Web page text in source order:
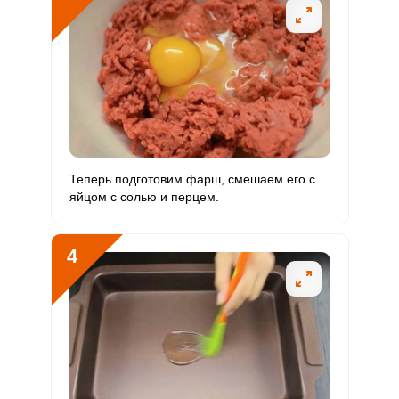
Магний 279.8 мг 400 мг 4.3 17.5
Натрий 568 мг 1300 мг 2.7 10.9
1636.8 мг 500 мг 20.1 81.8
Фосфор 1005.4 мг 800 мг 7.7 31.4
Хлор 426 мг 2300 мг 1.1 4.6
Железо 15.2 мг 18 мг 5.2 21.1
Йод 2.3 9.6
Кобальт 70.3 мкг 10 мкг 175.8
Литий 0
Теперь подготовим фарш, смешаем его с
яйцом с солью и перцем.
4